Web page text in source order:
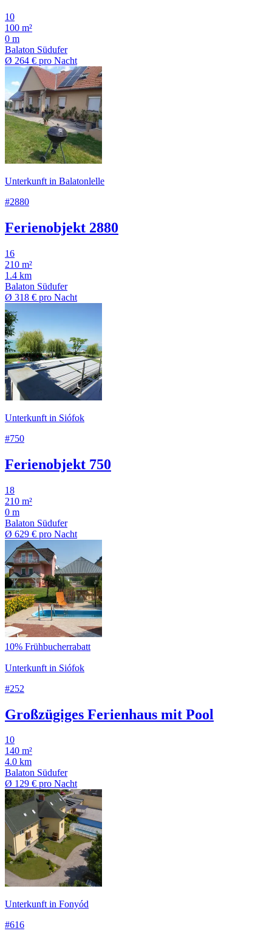
10
100 m²
0 m
Balaton Südufer
Ø 264 € pro Nacht
Unterkunft in Balatonlelle
#2880
Ferienobjekt 2880
16
210 m²
1.4 km
Balaton Südufer
Ø 318 € pro Nacht
Unterkunft in Siófok
#750
Ferienobjekt 750
18
210 m²
0 m
Balaton Südufer
Ø 629 € pro Nacht
10% Frühbucherrabatt
Unterkunft in Siófok
#252
Großzügiges Ferienhaus mit Pool
10
140 m²
4.0 km
Balaton Südufer
Ø 129 € pro Nacht
Unterkunft in Fonyód
#616